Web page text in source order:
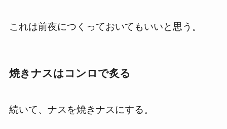
これは前夜につくっておいてもいいと思う。
焼きナスはコンロで炙る
続いて、ナスを焼きナスにする。